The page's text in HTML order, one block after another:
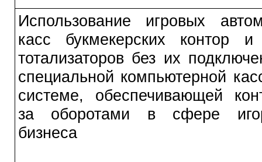
Использование игровых
касс букмекерских контор и
тотализаторов без их
специальной компьютерной
системе, обеспечивающей
за оборотами в сфере
бизнеса